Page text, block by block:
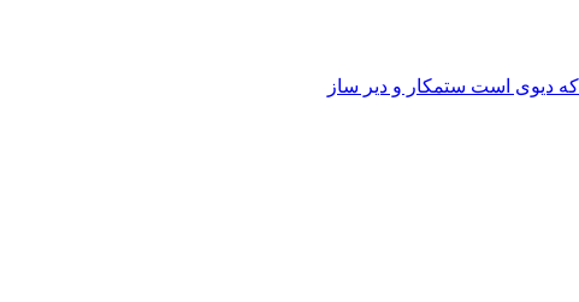
که دیوی است ستمکار و دیر ساز